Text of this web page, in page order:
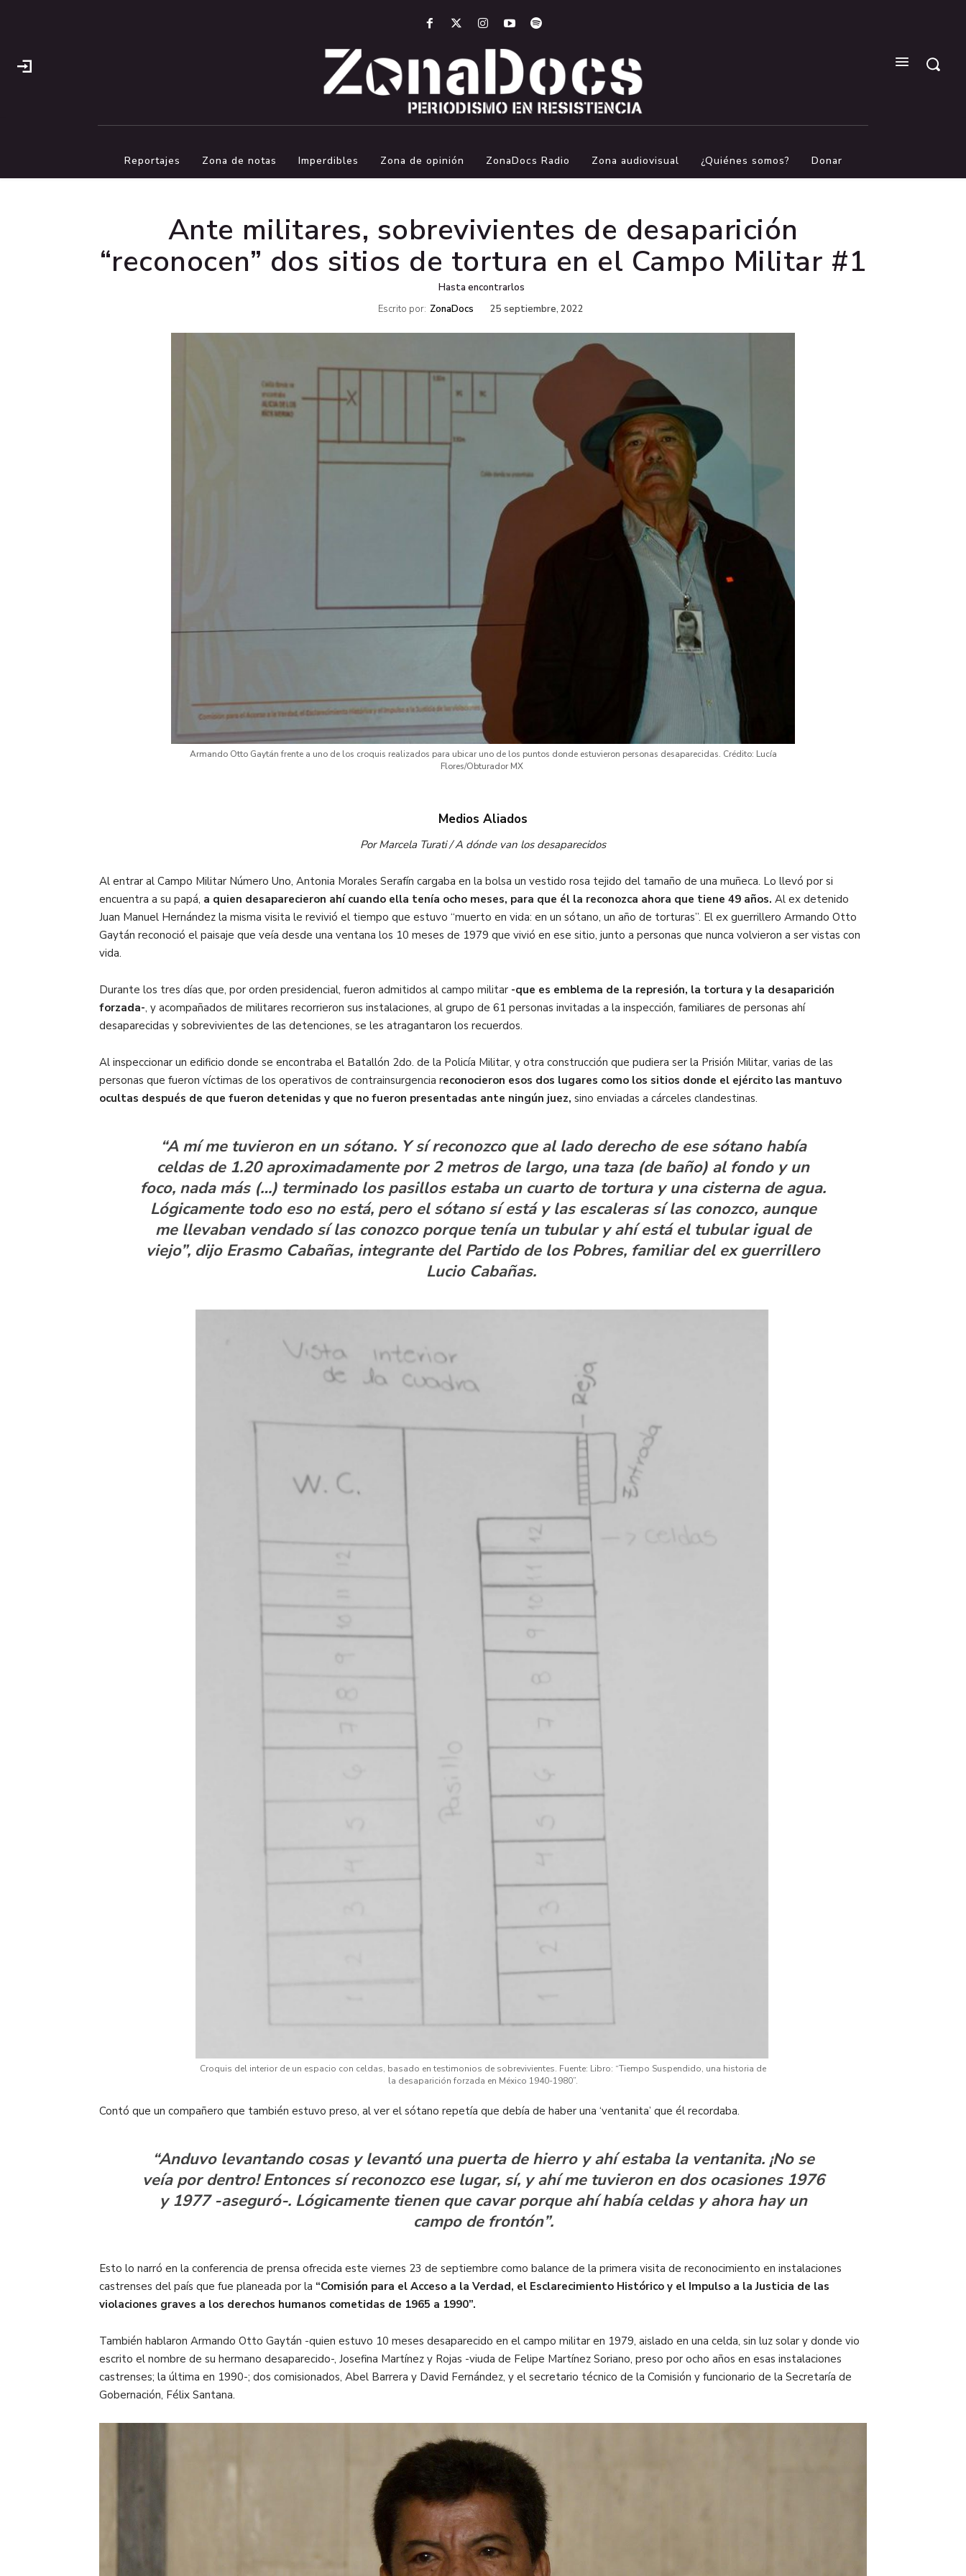
Reportajes Zona de notas Imperdibles Zona de opinión ZonaDocs Radio Zona audiovisual ¿Quiénes somos? Donar
Ante militares, sobrevivientes de desaparición
“reconocen” dos sitios de tortura en el Campo Militar #1
Hasta encontrarlos
Escrito por: ZonaDocs 25 septiembre, 2022
Armando Otto Gaytán frente a uno de los croquis realizados para ubicar uno de los puntos donde estuvieron personas desaparecidas. Crédito: Lucía
Flores/Obturador MX
Medios Aliados
Por Marcela Turati / A dónde van los desaparecidos
Al entrar al Campo Militar Número Uno, Antonia Morales Serafín cargaba en la bolsa un vestido rosa tejido del tamaño de una muñeca. Lo llevó por si
encuentra a su papá, a quien desaparecieron ahí cuando ella tenía ocho meses, para que él la reconozca ahora que tiene 49 años. Al ex detenido
Juan Manuel Hernández la misma visita le revivió el tiempo que estuvo “muerto en vida: en un sótano, un año de torturas”. El ex guerrillero Armando Otto
Gaytán reconoció el paisaje que veía desde una ventana los 10 meses de 1979 que vivió en ese sitio, junto a personas que nunca volvieron a ser vistas con
vida.
Durante los tres días que, por orden presidencial, fueron admitidos al campo militar -que es emblema de la represión, la tortura y la desaparición
forzada-, y acompañados de militares recorrieron sus instalaciones, al grupo de 61 personas invitadas a la inspección, familiares de personas ahí
desaparecidas y sobrevivientes de las detenciones, se les atragantaron los recuerdos.
Al inspeccionar un edificio donde se encontraba el Batallón 2do. de la Policía Militar, y otra construcción que pudiera ser la Prisión Militar, varias de las
personas que fueron víctimas de los operativos de contrainsurgencia reconocieron esos dos lugares como los sitios donde el ejército las mantuvo
ocultas después de que fueron detenidas y que no fueron presentadas ante ningún juez, sino enviadas a cárceles clandestinas.
“A mí me tuvieron en un sótano. Y sí reconozco que al lado derecho de ese sótano había
celdas de 1.20 aproximadamente por 2 metros de largo, una taza (de baño) al fondo y un
foco, nada más (…) terminado los pasillos estaba un cuarto de tortura y una cisterna de agua.
Lógicamente todo eso no está, pero el sótano sí está y las escaleras sí las conozco, aunque
me llevaban vendado sí las conozco porque tenía un tubular y ahí está el tubular igual de
viejo”, dijo Erasmo Cabañas, integrante del Partido de los Pobres, familiar del ex guerrillero
Lucio Cabañas.
Croquis del interior de un espacio con celdas, basado en testimonios de sobrevivientes. Fuente: Libro: “Tiempo Suspendido, una historia de
la desaparición forzada en México 1940-1980”.
Contó que un compañero que también estuvo preso, al ver el sótano repetía que debía de haber una ‘ventanita’ que él recordaba.
“Anduvo levantando cosas y levantó una puerta de hierro y ahí estaba la ventanita. ¡No se
veía por dentro! Entonces sí reconozco ese lugar, sí, y ahí me tuvieron en dos ocasiones 1976
y 1977 -aseguró-. Lógicamente tienen que cavar porque ahí había celdas y ahora hay un
campo de frontón”.
Esto lo narró en la conferencia de prensa ofrecida este viernes 23 de septiembre como balance de la primera visita de reconocimiento en instalaciones
castrenses del país que fue planeada por la “Comisión para el Acceso a la Verdad, el Esclarecimiento Histórico y el Impulso a la Justicia de las
violaciones graves a los derechos humanos cometidas de 1965 a 1990”.
También hablaron Armando Otto Gaytán -quien estuvo 10 meses desaparecido en el campo militar en 1979, aislado en una celda, sin luz solar y donde vio
escrito el nombre de su hermano desaparecido-, Josefina Martínez y Rojas -viuda de Felipe Martínez Soriano, preso por ocho años en esas instalaciones
castrenses; la última en 1990-; dos comisionados, Abel Barrera y David Fernández, y el secretario técnico de la Comisión y funcionario de la Secretaría de
Gobernación, Félix Santana.